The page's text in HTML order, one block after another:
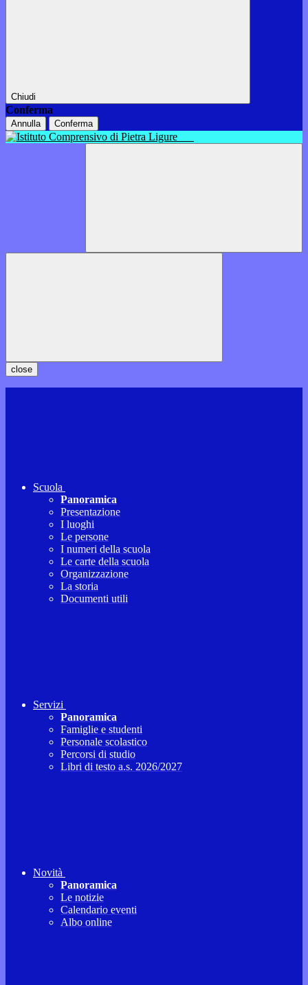
Chiudi
Conferma
Annulla Conferma
close
Scuola
Panoramica
Presentazione
I luoghi
Le persone
I numeri della scuola
Le carte della scuola
Organizzazione
La storia
Documenti utili
Servizi
Panoramica
Famiglie e studenti
Personale scolastico
Percorsi di studio
Libri di testo a.s. 2026/2027
Novità
Panoramica
Le notizie
Calendario eventi
Albo online